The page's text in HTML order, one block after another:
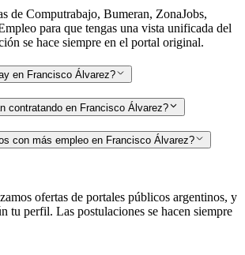
de Computrabajo, Bumeran, ZonaJobs,
para que tengas una vista unificada del
se hace siempre en el portal original.
en Francisco Álvarez?
contratando en Francisco Álvarez?
con más empleo en Francisco Álvarez?
ofertas de portales públicos argentinos, y
tu perfil. Las postulaciones se hacen siempre